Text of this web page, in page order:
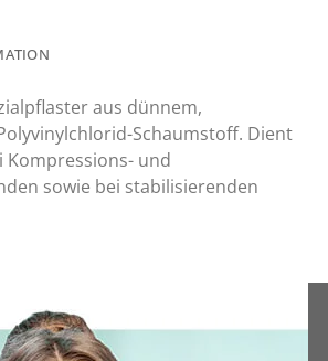
aus dünnem,
Schaumstoff. Dient
und
sowie bei stabilisierenden